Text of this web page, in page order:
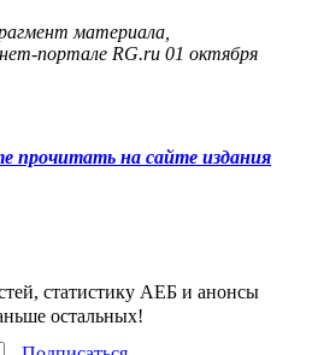
материала,
портале RG.ru 01 октября
на сайте издания
статистику АЕБ и анонсы
остальных!